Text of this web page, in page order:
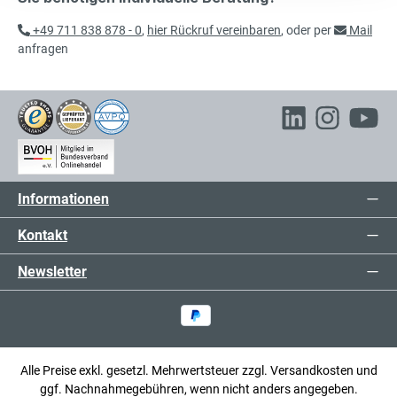
Rollladenschrank
908,00 €*
exkl. 172,52 € MwSt.
Rollladenschrank, Beistellschrank
501,00 €*
exkl. 95,19 € MwSt.
+49 711 838 878 - 0, hier Rückruf vereinbaren, oder per
Mail
anfragen
Informationen
Kontakt
Newsletter
Alle Preise exkl. gesetzl. Mehrwertsteuer zzgl. Versandkosten und
ggf. Nachnahmegebühren, wenn nicht anders angegeben.